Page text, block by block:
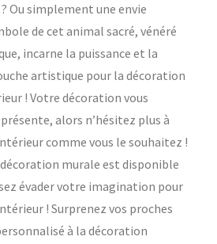
Ou simplement une envie
de cet animal sacré, vénéré
incarne la puissance et la
artistique pour la décoration
! Votre décoration vous
alors n’hésitez plus à
comme vous le souhaitez !
murale est disponible
évader votre imagination pour
! Surprenez vos proches
à la décoration